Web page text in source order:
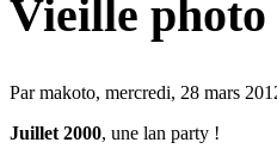
Vieille photo
Par makoto, mercredi, 28 mars
Juillet 2000, une lan party !